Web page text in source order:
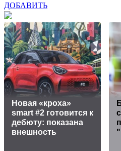
ДОБАВИТЬ
Новая «кроха»
smart #2 готовится к
дебюту: показана
внешность